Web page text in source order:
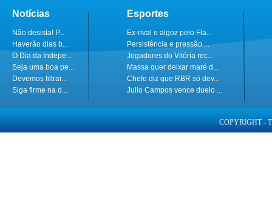
Notícias
Não desista! P...
Haverão dias b...
O Dia da Indepe...
Seja uma boa pe...
Devemos filtrar...
Siga firme na d...
Esportes
Ex-rival e algoz pelo Fla...
Persistência e pressão ...
Jogadores do Vitória rec...
Massa quer deixar maré d...
Chefe diz que RBR só dev...
Julio Campos vence duelo ...
COPYRIGHT -